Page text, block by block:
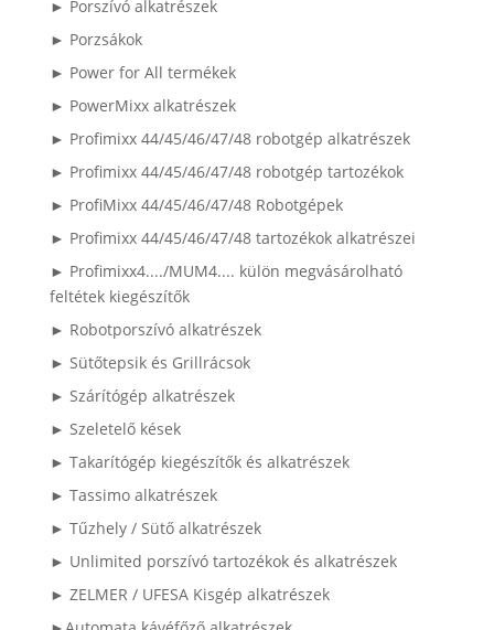
► Porszívó alkatrészek
► Porzsákok
► Power for All termékek
► PowerMixx alkatrészek
► Profimixx 44/45/46/47/48 robotgép alkatrészek
► Profimixx 44/45/46/47/48 robotgép tartozékok
► ProfiMixx 44/45/46/47/48 Robotgépek
► Profimixx 44/45/46/47/48 tartozékok alkatrészei
► Profimixx4..../MUM4.... külön megvásárolható
feltétek kiegészítők
► Robotporszívó alkatrészek
► Sütőtepsik és Grillrácsok
► Szárítógép alkatrészek
► Szeletelő kések
► Takarítógép kiegészítők és alkatrészek
► Tassimo alkatrészek
► Tűzhely / Sütő alkatrészek
► Unlimited porszívó tartozékok és alkatrészek
► ZELMER / UFESA Kisgép alkatrészek